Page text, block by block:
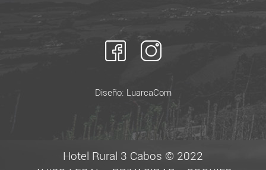
Diseño: LuarcaCom
Hotel Rural 3 Cabos © 2022